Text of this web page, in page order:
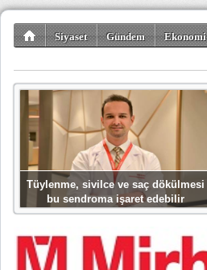
Siyaset Gündem Ekonomi
Tüylenme, sivilce ve saç dökülmesi
bu sendroma işaret edebilir